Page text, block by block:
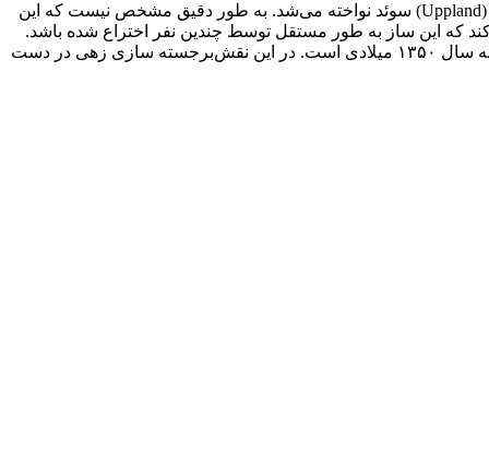
ریشه ساز نیکل هارپا به به قرون وسطی در سوئد، دانمارک، آلمان، اتریش و ایتالیا برمی‌گردد؛ اما پس از دوره باروک، فقط در منطقه اوپلاند (Uppland) سوئد نواخته می‌شد. به‌‌ طور دقیق مشخص نیست که این
که این ساز به طور مستقل توسط چندین نفر اختراع شده باشد.
قدیمی‌ترین آثار موجود از این ساز، در نقش برجسته‌ای در یکی از ورودی‌های کلیسای کالونگه در جزیره گوتلند سوئد دیده می‌شود که متعلق به سال ۱۳۵۰ میلادی است. در این نقش‌برجسته سازی زهی در دست